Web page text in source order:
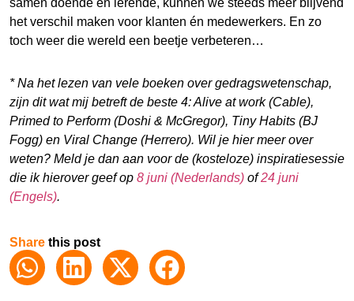
het verschil maken voor klanten én medewerkers. En zo
toch weer die wereld een beetje verbeteren…
* Na het lezen van vele boeken over gedragswetenschap,
zijn dit wat mij betreft de beste 4: Alive at work (Cable),
Primed to Perform (Doshi & McGregor), Tiny Habits (BJ
Fogg) en Viral Change (Herrero). Wil je hier meer over
weten? Meld je dan aan voor de (kosteloze) inspiratiesessie
die ik hierover geef op 8 juni (Nederlands) of24 juni
(Engels).
Share this post